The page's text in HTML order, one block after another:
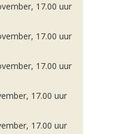
17.00 uur
17.00 uur
17.00 uur
17.00 uur
17.00 uur